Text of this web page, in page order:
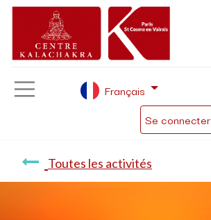
Se connecter
Français
Toutes les activités